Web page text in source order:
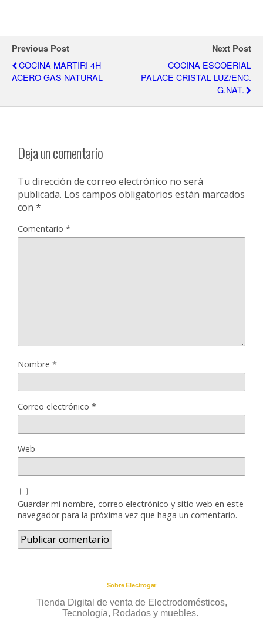
Previous Post
COCINA MARTIRI 4H
ACERO GAS NATURAL
Next Post
COCINA ESCOERIAL
PALACE CRISTAL LUZ/ENC.
G.NAT.
Deja un comentario
Tu dirección de correo electrónico no será
publicada. Los campos obligatorios están marcados
con *
Comentario *
Nombre *
Correo electrónico *
Web
Guardar mi nombre, correo electrónico y sitio web en este
navegador para la próxima vez que haga un comentario.
Sobre Electrogar
Tienda Digital de venta de Electrodomésticos,
Tecnología, Rodados y muebles.